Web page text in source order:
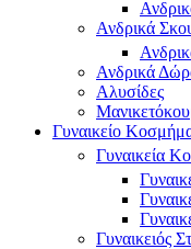
Ανδρικά
Ανδρικά
Αλυσίδες
Γυναικείο
Γυναικεία
Γυναικειός